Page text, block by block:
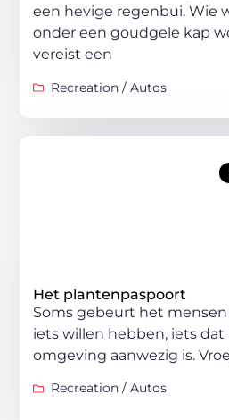
een hevige regenbui. Wie
onder een goudgele kap
vereist een
Recreation / Autos
Het plantenpaspoort
Soms gebeurt het mensen
iets willen hebben, iets
omgeving aanwezig is.
Recreation / Autos